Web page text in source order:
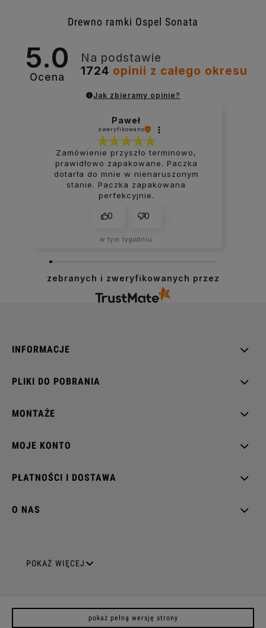
Drewno ramki Ospel Sonata
5.0
Ocena
Na podstawie
1724 opinii z całego okresu
Jak zbieramy opinie?
Paweł
zweryfikowano
Zamówienie przyszło terminowo,
prawidłowo zapakowane. Paczka
dotarła do mnie w nienaruszonym
stanie. Paczka zapakowana
perfekcyjnie.
0 0
w tym tygodniu
zebranych i zweryfikowanych przez
INFORMACJE
PLIKI DO POBRANIA
MONTAŻE
MOJE KONTO
PŁATNOŚCI I DOSTAWA
O NAS
GNIAZDA ELEKTRYCZNE
Gniazda podwójne z uziemieniem
POKAŻ WIĘCEJ
pokaż pełną wersję strony